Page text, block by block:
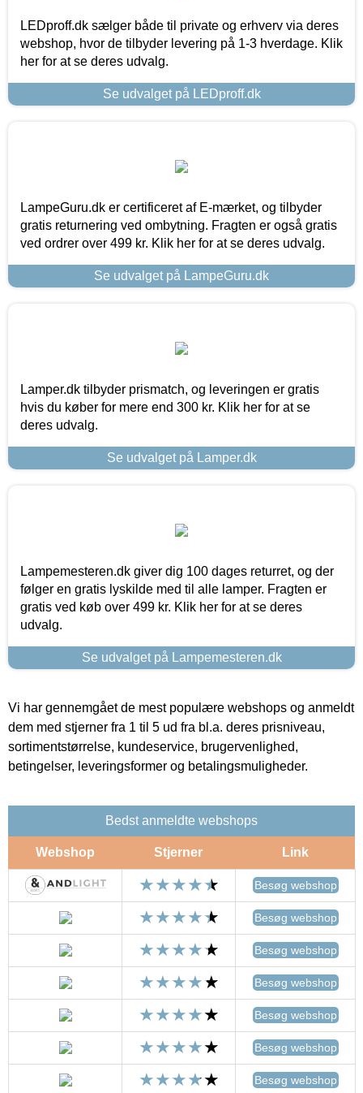
LEDproff.dk sælger både til private og erhverv via deres
webshop, hvor de tilbyder levering på 1-3 hverdage. Klik
her for at se deres udvalg.
Se udvalget på LEDproff.dk
LampeGuru.dk er certificeret af E-mærket, og tilbyder
gratis returnering ved ombytning. Fragten er også gratis
ved ordrer over 499 kr. Klik her for at se deres udvalg.
Se udvalget på LampeGuru.dk
Lamper.dk tilbyder prismatch, og leveringen er gratis
hvis du køber for mere end 300 kr. Klik her for at se
deres udvalg.
Se udvalget på Lamper.dk
Lampemesteren.dk giver dig 100 dages returret, og der
følger en gratis lyskilde med til alle lamper. Fragten er
gratis ved køb over 499 kr. Klik her for at se deres
udvalg.
Se udvalget på Lampemesteren.dk
Vi har gennemgået de mest populære webshops og anmeldt
dem med stjerner fra 1 til 5 ud fra bl.a. deres prisniveau,
sortimentstørrelse, kundeservice, brugervenlighed,
betingelser, leveringsformer og betalingsmuligheder.
Bedst anmeldte webshops
Webshop Stjerner Link
Besøg webshop
Besøg webshop
Besøg webshop
Besøg webshop
Besøg webshop
Besøg webshop
Besøg webshop